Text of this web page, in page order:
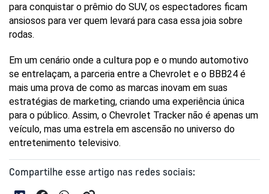
para conquistar o prêmio do SUV, os espectadores ficam
ansiosos para ver quem levará para casa essa joia sobre
rodas.
Em um cenário onde a cultura pop e o mundo automotivo
se entrelaçam, a parceria entre a Chevrolet e o BBB24 é
mais uma prova de como as marcas inovam em suas
estratégias de marketing, criando uma experiência única
para o público. Assim, o Chevrolet Tracker não é apenas um
veículo, mas uma estrela em ascensão no universo do
entretenimento televisivo.
Compartilhe esse artigo nas redes sociais: